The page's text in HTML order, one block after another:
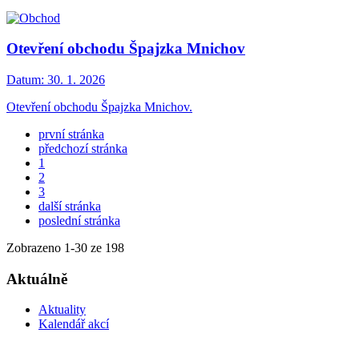
Otevření obchodu Špajzka Mnichov
Datum: 30. 1. 2026
Otevření obchodu Špajzka Mnichov.
první stránka
předchozí stránka
1
2
3
další stránka
poslední stránka
Zobrazeno 1-30 ze 198
Aktuálně
Aktuality
Kalendář akcí